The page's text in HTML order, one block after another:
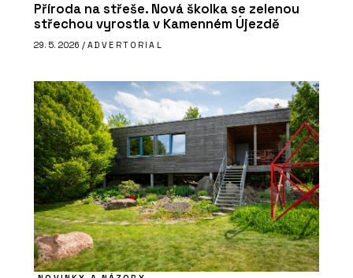
Příroda na střeše. Nová školka se zelenou
střechou vyrostla v Kamenném Újezdě
29. 5. 2026 / ADVERTORIAL